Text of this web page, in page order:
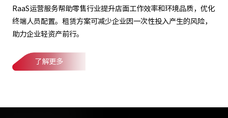
RaaS运营服务帮助零售行业提升店面工作效率和环境品质，优化
终端人员配置。租赁方案可减少企业因一次性投入产生的风险，
助力企业轻资产前行。
了解更多